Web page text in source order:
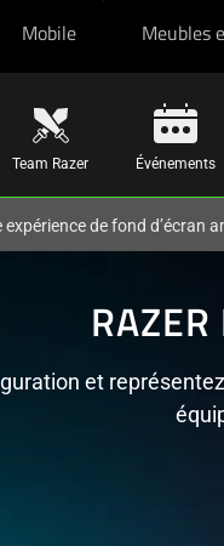
Mobile Meubles
Team Razer Événements
expérience de fond d’écran
RAZER
et